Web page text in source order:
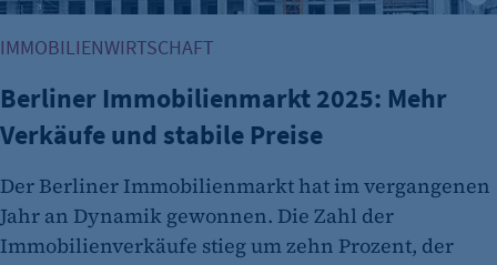
etracker GmbH
Zweck:
Es erlaubt eTracker Cookies zu setzen.
Cookie Laufzeit:
480 Tage
etracker Analytics
Name:
IMMOBILIENWIRTSCHAFT
Berliner Immobilienmarkt 2025: Mehr
Verkäufe und stabile Preise
Der Berliner Immobilienmarkt hat im vergangenen
Jahr an Dynamik gewonnen. Die Zahl der
Immobilienverkäufe stieg um zehn Prozent, der